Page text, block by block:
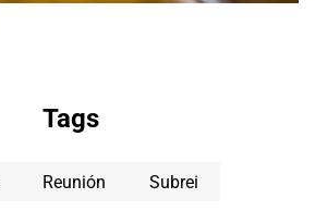
Tags
Reunión Subrei